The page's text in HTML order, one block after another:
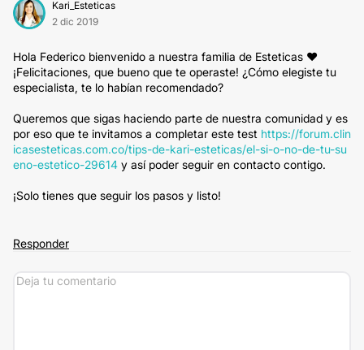
Kari_Esteticas
2 dic 2019
Hola Federico bienvenido a nuestra familia de Esteticas ❤
¡Felicitaciones, que bueno que te operaste! ¿Cómo elegiste tu
especialista, te lo habían recomendado?
Queremos que sigas haciendo parte de nuestra comunidad y es
por eso que te invitamos a completar este test https://forum.clin
icasesteticas.com.co/tips-de-kari-esteticas/el-si-o-no-de-tu-su
eno-estetico-29614 y así poder seguir en contacto contigo.
¡Solo tienes que seguir los pasos y listo!
Responder